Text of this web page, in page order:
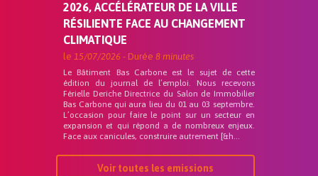
2026, ACCÉLÉRATEUR DE LA VILLE
RÉSILIENTE FACE AU CHANGEMENT
CLIMATIQUE
le 15/07/2026 - Durée 8 minutes
Le Bâtiment Bas Carbone est le sujet de cette
édition du journal de l’emploi. Nous recevons
Férielle Deriche Directrice du Salon de Immobilier
Bas Carbone qui aura lieu du 01 au 03 septembre.
L’occasion pour faire le point sur un secteur en
expansion et qui répond a de nombreux enjeux.
Face aux canicules, construire autrement [&h...
Voir toutes les emissions